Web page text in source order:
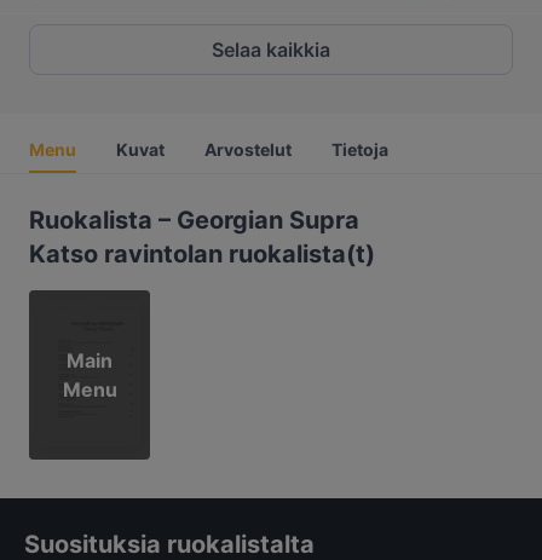
Selaa kaikkia
Menu Kuvat Arvostelut Tietoja
Ruokalista – Georgian Supra
Katso ravintolan ruokalista(t)
Main
Menu
Suosituksia ruokalistalta